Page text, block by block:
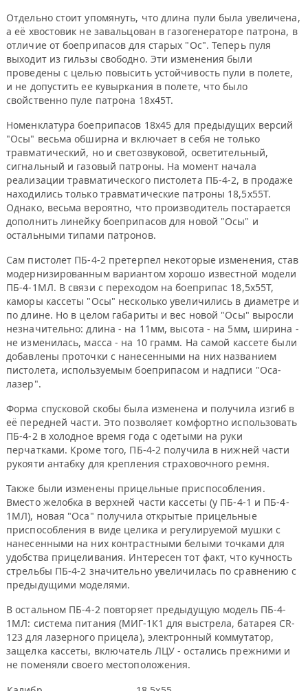
Отдельно стоит упомянуть, что длина пули была увеличена,
а её хвостовик не завальцован в газогенераторе патрона, в
отличие от боеприпасов для старых "Ос". Теперь пуля
выходит из гильзы свободно. Эти изменения были
проведены с целью повысить устойчивость пули в полете,
и не допустить ее кувыркания в полете, что было
свойственно пуле патрона 18х45Т.
Номенклатура боеприпасов 18х45 для предыдущих версий
"Осы" весьма обширна и включает в себя не только
травматический, но и светозвуковой, осветительный,
сигнальный и газовый патроны. На момент начала
реализации травматического пистолета ПБ-4-2, в продаже
находились только травматические патроны 18,5х55Т.
Однако, весьма вероятно, что производитель постарается
дополнить линейку боеприпасов для новой "Осы" и
остальными типами патронов.
Сам пистолет ПБ-4-2 претерпел некоторые изменения, став
модернизированным вариантом хорошо известной модели
ПБ-4-1МЛ. В связи с переходом на боеприпас 18,5х55Т,
каморы кассеты "Осы" несколько увеличились в диаметре и
по длине. Но в целом габариты и вес новой "Осы" выросли
незначительно: длина - на 11мм, высота - на 5мм, ширина -
не изменилась, масса - на 10 грамм. На самой кассете были
добавлены проточки с нанесенными на них названием
пистолета, используемым боеприпасом и надписи "Оса-
лазер".
Форма спусковой скобы была изменена и получила изгиб в
её передней части. Это позволяет комфортно использовать
ПБ-4-2 в холодное время года с одетыми на руки
перчатками. Кроме того, ПБ-4-2 получила в нижней части
рукояти антабку для крепления страховочного ремня.
Также были изменены прицельные приспособления.
Вместо желобка в верхней части кассеты (у ПБ-4-1 и ПБ-4-
1МЛ), новая "Оса" получила открытые прицельные
приспособления в виде целика и регулируемой мушки с
нанесенными на них контрастными белыми точками для
удобства прицеливания. Интересен тот факт, что кучность
стрельбы ПБ-4-2 значительно увеличилась по сравнению с
предыдущими моделями.
В остальном ПБ-4-2 повторяет предыдущую модель ПБ-4-
1МЛ: система питания (МИГ-1К1 для выстрела, батарея CR-
123 для лазерного прицела), электронный коммутатор,
защелка кассеты, включатель ЛЦУ - остались прежними и
не поменяли своего местоположения.